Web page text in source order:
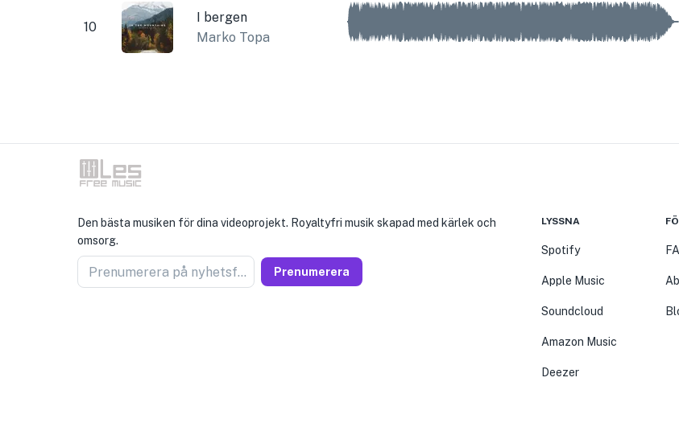
10
I bergen
Marko Topa
Den bästa musiken för dina videoprojekt. Royaltyfri musik skapad med kärlek och
omsorg.
Prenumerera på nyhetsförsäljare Prenumerera
LYSSNA
Spotify
Apple Music
Soundcloud
Amazon Music
Deezer